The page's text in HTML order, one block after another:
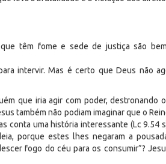
têm fome e sede de justiça são
intervir. Mas é certo que Deus não
que iria agir com poder, destronando
também não podiam imaginar que o
conta uma história interessante (Lc 9.54
porque estes lhes negaram a
fogo do céu para os consumir”?